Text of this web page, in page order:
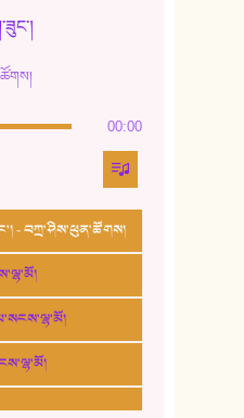
00:00
- བཀྲ་ཤིས་ཕུན་ཚོགས།